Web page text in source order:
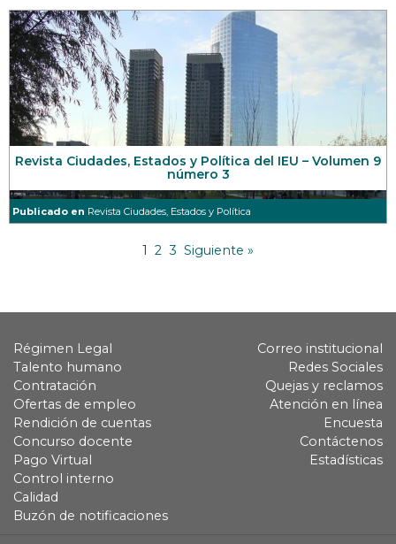
Revista Ciudades, Estados y Política del IEU – Volumen 9
número 3
Publicado en Revista Ciudades, Estados y Política
1 2 3 Siguiente »
Régimen Legal
Talento humano
Contratación
Ofertas de empleo
Rendición de cuentas
Concurso docente
Pago Virtual
Control interno
Calidad
Buzón de notificaciones
Correo institucional
Redes Sociales
Quejas y reclamos
Atención en línea
Encuesta
Contáctenos
Estadísticas